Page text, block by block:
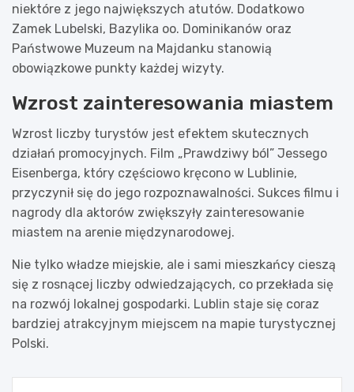
niektóre z jego największych atutów. Dodatkowo
Zamek Lubelski, Bazylika oo. Dominikanów oraz
Państwowe Muzeum na Majdanku stanowią
obowiązkowe punkty każdej wizyty.
Wzrost zainteresowania miastem
Wzrost liczby turystów jest efektem skutecznych
działań promocyjnych. Film „Prawdziwy ból” Jessego
Eisenberga, który częściowo kręcono w Lublinie,
przyczynił się do jego rozpoznawalności. Sukces filmu i
nagrody dla aktorów zwiększyły zainteresowanie
miastem na arenie międzynarodowej.
Nie tylko władze miejskie, ale i sami mieszkańcy cieszą
się z rosnącej liczby odwiedzających, co przekłada się
na rozwój lokalnej gospodarki. Lublin staje się coraz
bardziej atrakcyjnym miejscem na mapie turystycznej
Polski.